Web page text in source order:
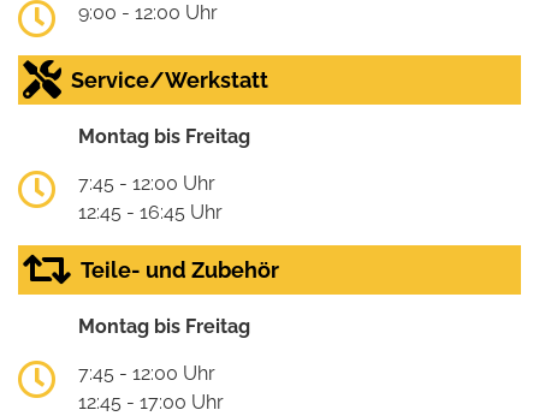
9:00 - 12:00 Uhr
Service/Werkstatt
Montag bis Freitag
7:45 - 12:00 Uhr
12:45 - 16:45 Uhr
Teile- und Zubehör
Montag bis Freitag
7:45 - 12:00 Uhr
12:45 - 17:00 Uhr